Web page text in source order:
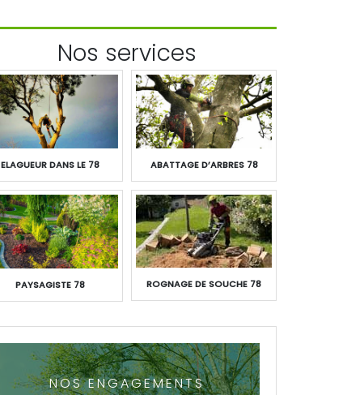
Nos services
ELAGUEUR DANS LE 78 ABATTAGE D’ARBRES 78
PAYSAGISTE 78 ROGNAGE DE SOUCHE 78
NOS ENGAGEMENTS